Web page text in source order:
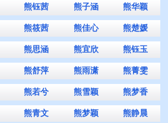
熊钰茜 熊子涵 熊华颖
熊筱茜 熊佳心 熊楚媛
熊思涵 熊宜欣 熊钰玉
熊舒萍 熊雨潇 熊菁雯
熊若兮 熊雪颖 熊梦香
熊青文 熊梦颖 熊静晨